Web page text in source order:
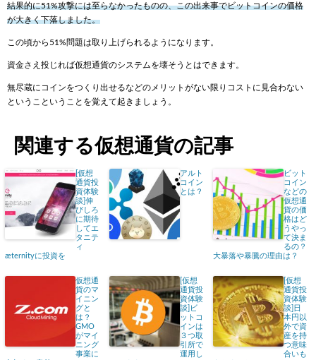
結果的に51%攻撃には至らなかったものの、この出来事でビットコインの価格
が大きく下落しました。
この頃から51%問題は取り上げられるようになります。
資金さえ投じれば仮想通貨のシステムを壊そうとはできます。
無尽蔵にコインをつくり出せるなどのメリットがない限りコストに見合わない
というこということを覚えて起きましょう。
関連する仮想通貨の記事
[仮想
通貨投
資体験
談]伸
びしろ
に期待
してエ
タニテ
ィ
æternityに投資を
アルト
コイン
とは？
ビット
コイン
などの
仮想通
貨の価
格はど
うやっ
て決ま
るの？
大暴落や暴騰の理由は？
仮想通
貨のマ
イニン
グと
は？
GMO
がマイ
ニング
事業に
[仮想
通貨投
資体験
談]ビ
ットコ
インは
３つ取
引所で
運用し
[仮想
通貨投
資体験
談]日
本円以
外で資
産を持
つ意味
合いも